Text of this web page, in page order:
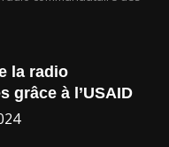
la radio
grâce à l’USAID